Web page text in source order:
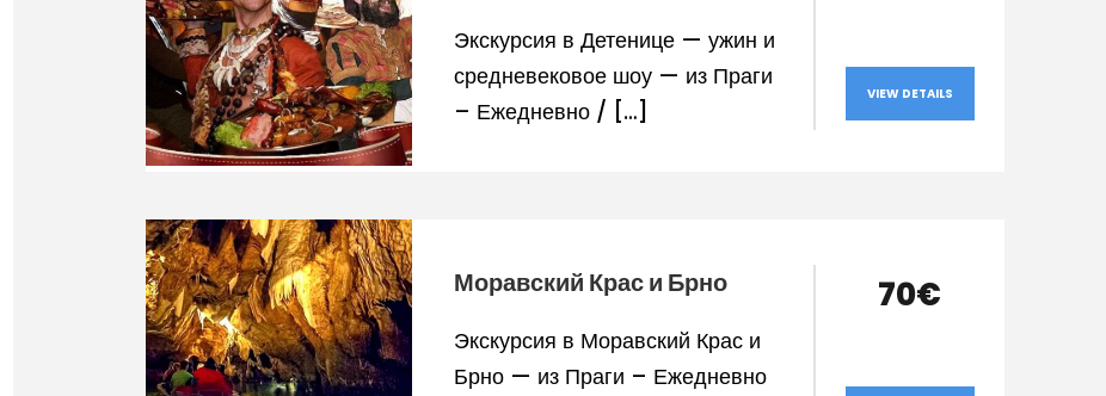
Экскурсия в Детенице — ужин и
средневековое шоу — из Праги
– Ежедневно / […]
VIEW DETAILS
Моравский Крас и Брно
Экскурсия в Моравский Крас и
Брно — из Праги – Ежедневно
70€